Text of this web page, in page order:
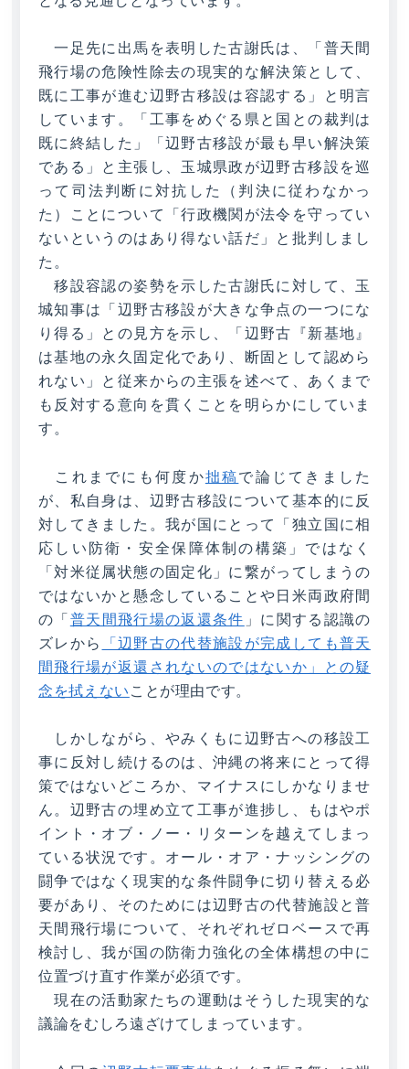
一足先に出馬を表明した古謝氏は、「普天間
飛行場の危険性除去の現実的な解決策として、
既に工事が進む辺野古移設は容認する」と明言
しています。「工事をめぐる県と国との裁判は
既に終結した」「辺野古移設が最も早い解決策
である」と主張し、玉城県政が辺野古移設を巡
って司法判断に対抗した（判決に従わなかっ
た）ことについて「行政機関が法令を守ってい
ないというのはあり得ない話だ」と批判しまし
た。
移設容認の姿勢を示した古謝氏に対して、玉
城知事は「辺野古移設が大きな争点の一つにな
り得る」との見方を示し、「辺野古『新基地』
は基地の永久固定化であり、断固として認めら
れない」と従来からの主張を述べて、あくまで
も反対する意向を貫くことを明らかにしていま
す。
これまでにも何度か拙稿で論じてきました
が、私自身は、辺野古移設について基本的に反
対してきました。我が国にとって「独立国に相
応しい防衛・安全保障体制の構築」ではなく
「対米従属状態の固定化」に繋がってしまうの
ではないかと懸念していることや日米両政府間
の「普天間飛行場の返還条件 」に関する認識の
ズレから 「辺野古の代替施設が完成しても普天
間飛行場が返還されないのではないか」との疑
念を拭えないことが理由です。
しかしながら、やみくもに辺野古への移設工
事に反対し続けるのは、沖縄の将来にとって得
策ではないどころか、マイナスにしかなりませ
ん。辺野古の埋め立て工事が進捗し、もはやポ
イント・オブ・ノー・リターンを越えてしまっ
ている状況です。オール・オア・ナッシングの
闘争ではなく現実的な条件闘争に切り替える必
要があり、そのためには辺野古の代替施設と普
天間飛行場について、それぞれゼロベースで再
検討し、我が国の防衛力強化の全体構想の中に
位置づけ直す作業が必須です。
現在の活動家たちの運動はそうした現実的な
議論をむしろ遠ざけてしまっています。